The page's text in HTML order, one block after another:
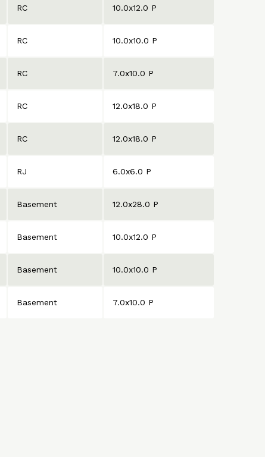
RC 10.0x12.0 P
RC 10.0x10.0 P
RC 7.0x10.0 P
RC 12.0x18.0 P
RC 12.0x18.0 P
RJ 6.0x6.0 P
Basement 12.0x28.0 P
Basement 10.0x12.0 P
Basement 10.0x10.0 P
Basement 7.0x10.0 P